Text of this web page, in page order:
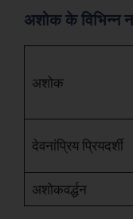
अशोक के विभिन्न
अशोक
देवनांप्रिय प्रियदर्शी
अशोकवर्द्धन